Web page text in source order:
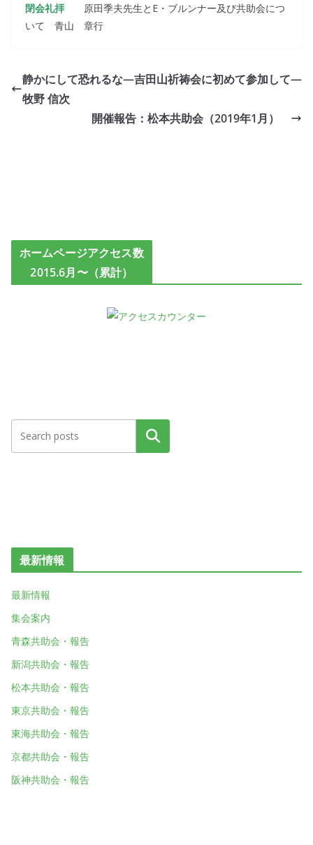
閉会礼拝 原田季夫先生とE・ブルンナー及び共助会につ
いて 青山 章行
静かにして恐れるな―吉田山祈祷会に初めて参加して―
牧野 信次
開催報告：松本共助会（2019年1月）
ホームページアクセス数
2015.6月〜（累計）
検索
最新情報
最新情報
集会案内
青森共助会・報告
新潟共助会・報告
松本共助会・報告
東京共助会・報告
東海共助会・報告
京都共助会・報告
阪神共助会・報告